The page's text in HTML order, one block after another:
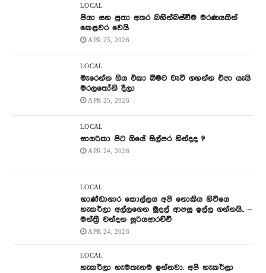
LOCAL
පියා සහ පුතා අතර බහින්බස්වීම මරණයකින්
කෙළවර වෙයි
APR 25, 2026
LOCAL
මැරෙන්න ගිය එකා බිමට වැටී ගහන්න එපා යැයි
මරලතෝනි දීලා
APR 25, 2026
LOCAL
සාගරිකා පිට ගියේ සිල්පර හින්දද ?
APR 24, 2026
LOCAL
භාණ්ඩාගාර කොල්ලය අපි නොකිය හිටියෙ
හැකර්ලා අල්ලගෙන මුදල් ආපසු ඉල්ල ගන්නයි.. –
මන්ත්‍රී චන්දන සූරියආරච්චි
APR 24, 2026
LOCAL
හැකර්ලා හැමතැනම ඉන්නවා. අපි හැකර්ලා